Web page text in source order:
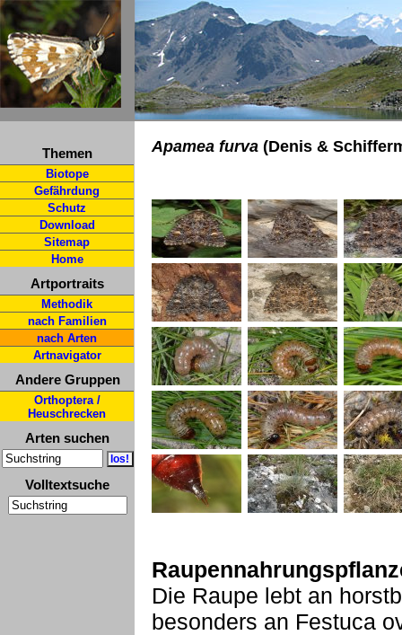
Themen
Biotope
Gefährdung
Schutz
Download
Sitemap
Home
Artportraits
Methodik
nach Familien
nach Arten
Artnavigator
Andere Gruppen
Orthoptera /
Heuschrecken
Arten suchen
Volltextsuche
Apamea furva (Denis &
Die Raupe lebt an
besonders an Festuca